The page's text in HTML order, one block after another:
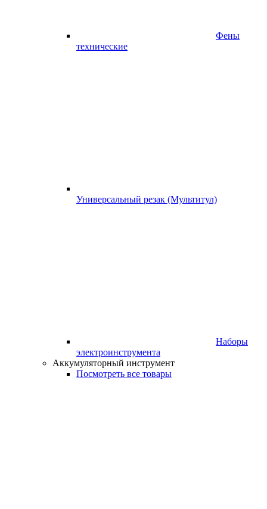
Фены
технические
Универсальный резак (Мультитул)
Наборы
электроинструмента
Аккумуляторный инструмент
Посмотреть все товары